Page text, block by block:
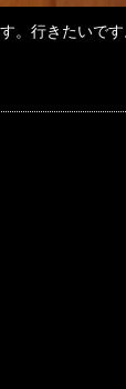
。行きたいで